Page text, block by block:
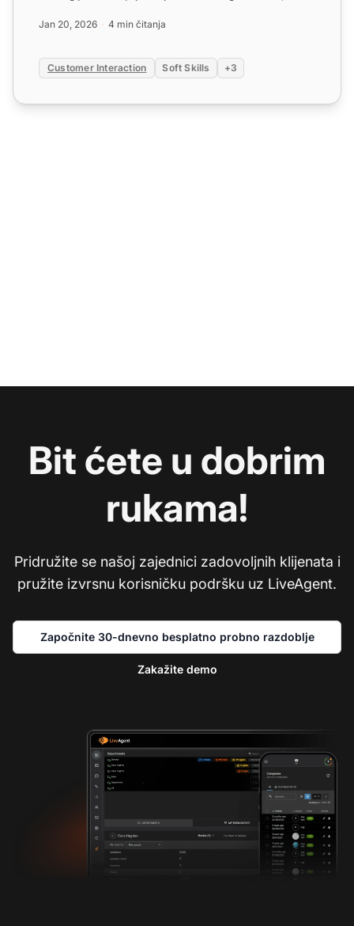
Jan 20, 2026 4 min čitanja
Customer Interaction Soft Skills +3
Bit ćete u dobrim
rukama!
Pridružite se našoj zajednici zadovoljnih klijenata i
pružite izvrsnu korisničku podršku uz LiveAgent.
Započnite 30-dnevno besplatno probno razdoblje
Zakažite demo